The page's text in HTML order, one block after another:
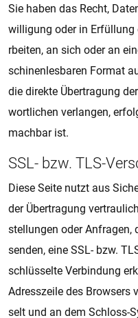
Sie haben das Recht,
wil­li­gung oder in
r­bei­ten, an sich oder an
schi­nen­les­ba­ren For­mat
die di­rek­te Über­tra­gung
wort­li­chen ver­lan­gen,
mach­bar ist.
SSL- bzw. TLS-
Diese Seite nutzt aus
der Über­tra­gung
stel­lun­gen oder An­fra­gen,
sen­den, eine SSL- bzw.
schlüs­sel­te Ver­bin­dung
Adress­zei­le des Brow­sers
selt und an dem Schloss-